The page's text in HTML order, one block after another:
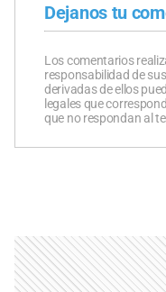
Dejanos tu
Los comentarios
responsabilidad de
derivadas de ellos
legales que
que no respondan al